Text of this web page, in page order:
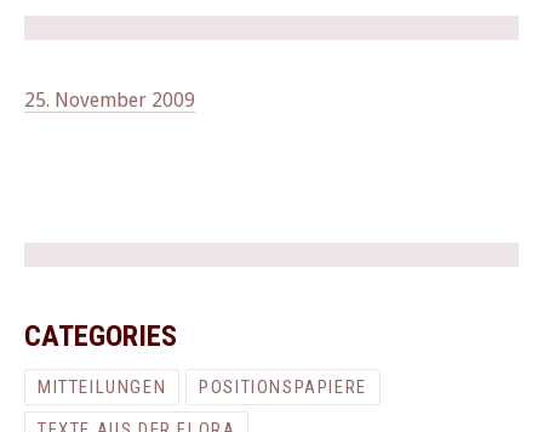
25. November 2009
CATEGORIES
MITTEILUNGEN
POSITIONSPAPIERE